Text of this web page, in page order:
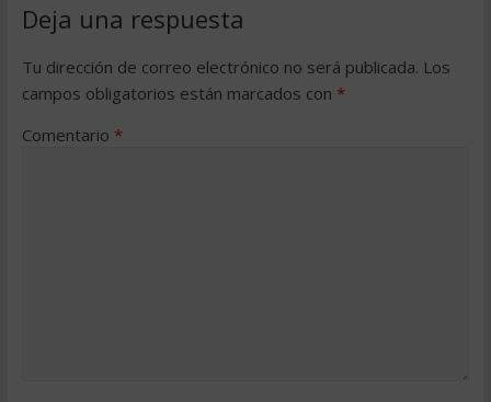
Deja una respuesta
Tu dirección de correo electrónico no será publicada. Los
campos obligatorios están marcados con *
Comentario *